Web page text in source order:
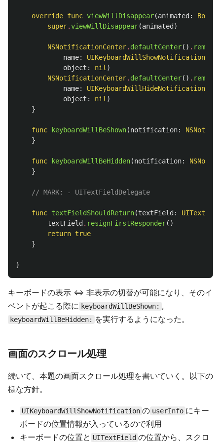
override func viewWillDisappear(animated : Bool
super.viewWillDisappear(animated )
NSNotificationCenter. defaultCenter() .
name: UIKeyboardWillShowNotification
object : nil)
NSNotificationCenter. defaultCenter() .
name: UIKeyboardWillHideNotification
object : nil)
}
func keyboardWillBeShown(notification:
}
func keyboardWillBeHidden(notification:
}
// MARK: - UITextFieldDelegate
func textFieldShouldReturn(textField :
textField . resignFirstResponder()
return true
}
}
キーボードの表示 <=> 非表示の切替が可能になり、そのイ
ベントが起こる際に keyboardWillBeShown: ,
keyboardWillBeHidden: を実行するようになった。
画面のスクロール処理
続いて、本題の画面スクロール処理を書いていく。以下の
様な方針。
UIKeyboardWillShowNotification の userInfo にキー
ボードの位置情報が入っているので利用
キーボードの位置と UITextField の位置から、スクロ